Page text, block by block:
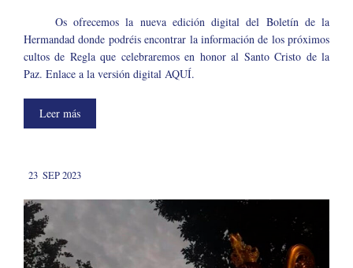
Os ofrecemos la nueva edición digital del Boletín de la
Hermandad donde podréis encontrar la información de los próximos
cultos de Regla que celebraremos en honor al Santo Cristo de la
Paz. Enlace a la versión digital AQUÍ.
Leer más
23 SEP 2023